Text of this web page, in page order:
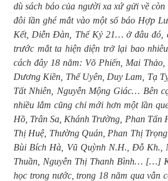
dù sách báo của người xa xứ gửi về
đôi lần ghé mắt vào một số báo Hợp
Kết, Diễn Đàn, Thế Kỷ 21… ở đâu đó,
trước mắt ta hiện diện trở lại bao
cách đây 18 năm: Võ Phiến, Mai
Dương Kiền, Thế Uyên, Duy Lam, Tạ
Tất Nhiên, Nguyễn Mộng Giác… Bên
nhiều lắm cũng chỉ mới hơn một lần
Hồ, Trân Sa, Khánh Trường, Phan Tấn
Thị Huệ, Thường Quán, Phan Thị
Bùi Bích Hà, Vũ Quỳnh N.H., Đỗ Kh.,
Thuần, Nguyễn Thị Thanh Bình… […]
học trong nước, trong 18 năm qua vẫn